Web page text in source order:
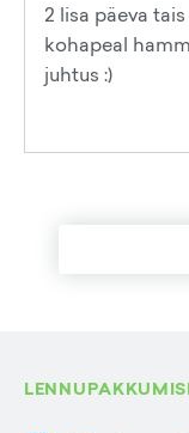
2 lisa päeva
kohapeal
juhtus :)